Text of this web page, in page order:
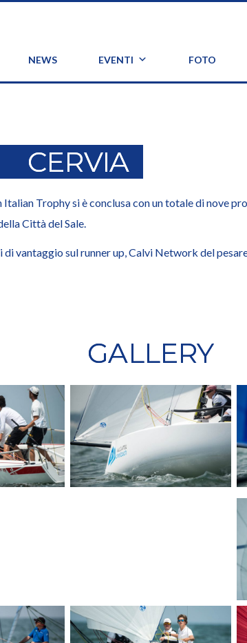
NEWS EVENTI FOTO
CERVIA
Trophy si è conclusa con un totale di nove
Città del Sale.
di vantaggio sul runner up, Calvi Network del
GALLERY